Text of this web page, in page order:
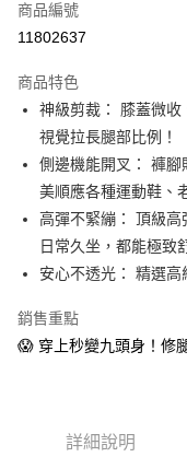
Apple Pay
悠遊付
大哥付你分期
相關說明
【大哥付你分期使用說明】
1.本服務由台灣大哥大提
2.付款方式選擇「大哥付
流程，驗證手機門號後，
成交易。
3.實際核准額度、可分期
消。如遇「轉專審核」未通
法說明評估內容。
帳／街口支付／iPASS
AFTEE先享後付
相關說明
【關於「AFTEE先享後付
AFTEE先享後付是「在收
１．簡單：不需註冊會員、
２．便利：只要手機號碼，
３．安心：先確認商品／
２．訂單成立數日內，您
ATM付款
運送方式
全家取貨付款
商品編號
11802637
商品特色
神級剪裁： 膝蓋微收
視覺拉長腿部比例！
側邊機能開叉： 褲
美順應各種運動鞋、
高彈不緊繃： 頂級
日常久坐，都能極致
安心不透光： 精選高
銷售重點
😱 穿上秒變九頭身！修
詳細說明